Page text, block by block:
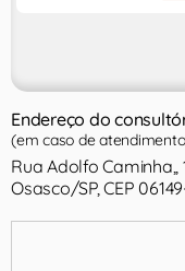
Endereço do
(em caso de
Rua Adolfo Caminha,,
Osasco/SP, CEP